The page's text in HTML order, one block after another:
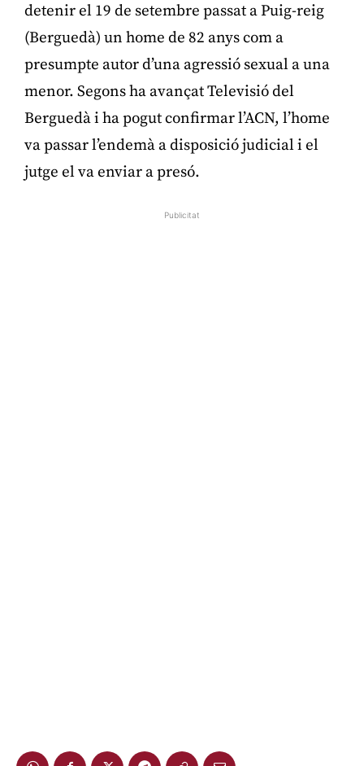
detenir el 19 de setembre passat a Puig-reig
(Berguedà) un home de 82 anys com a
presumpte autor d’una agressió sexual a una
menor. Segons ha avançat Televisió del
Berguedà i ha pogut confirmar l’ACN, l’home
va passar l’endemà a disposició judicial i el
jutge el va enviar a presó.
Publicitat